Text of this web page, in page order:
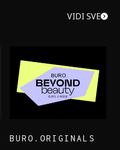
VIDI SVE